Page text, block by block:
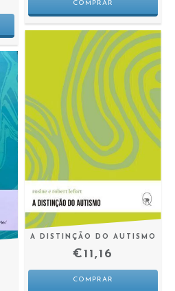
A DISTINÇÃO DO AUTISMO
€11,16